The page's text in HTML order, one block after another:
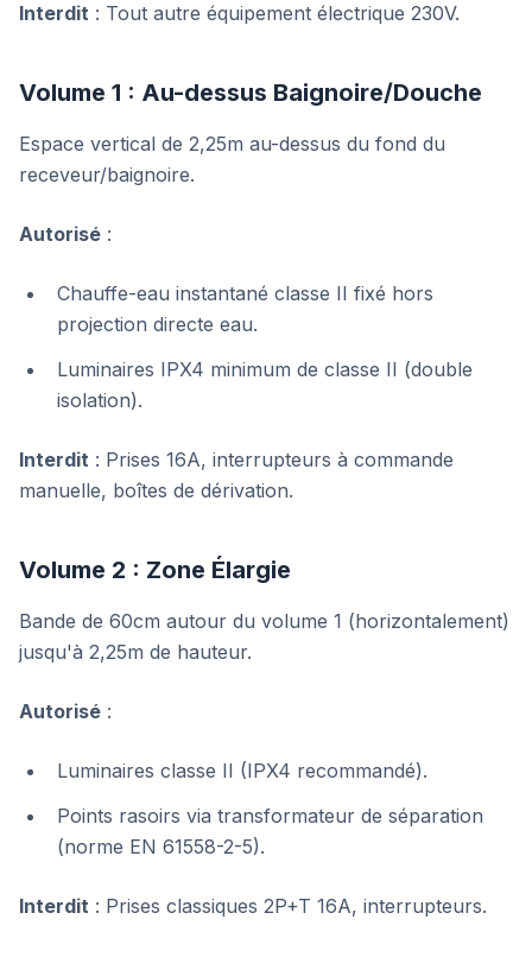
Interdit : Tout autre équipement électrique 230V.
Volume 1 : Au-dessus Baignoire/Douche
Espace vertical de 2,25m au-dessus du fond du
receveur/baignoire.
Autorisé :
Chauffe-eau instantané classe II fixé hors
projection directe eau.
Luminaires IPX4 minimum de classe II (double
isolation).
Interdit : Prises 16A, interrupteurs à commande
manuelle, boîtes de dérivation.
Volume 2 : Zone Élargie
Bande de 60cm autour du volume 1 (horizontalement)
jusqu'à 2,25m de hauteur.
Autorisé :
Luminaires classe II (IPX4 recommandé).
Points rasoirs via transformateur de séparation
(norme EN 61558-2-5).
Interdit : Prises classiques 2P+T 16A, interrupteurs.